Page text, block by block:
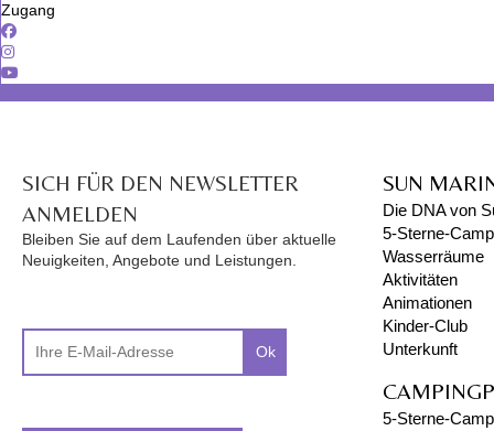
Zugang
SICH FÜR DEN NEWSLETTER
ANMELDEN
Bleiben Sie auf dem Laufenden über aktuelle
Neuigkeiten, Angebote und Leistungen.
Ok
SUN
Die DNA von
5-Sterne-
Wasserräume
Aktivitäten
Animationen
Kinder-Club
Unterkunft
5-Sterne-